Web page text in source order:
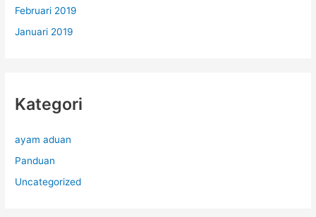
Februari 2019
Januari 2019
Kategori
ayam aduan
Panduan
Uncategorized